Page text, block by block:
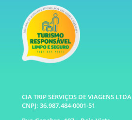
CIA TRIP SERVIÇOS DE VIAGENS LTDA
CNPJ: 36.987.484-0001-51